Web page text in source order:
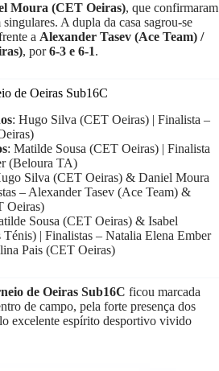
Moura (CET Oeiras), que confirmaram
A dupla da casa sagrou-se
a Alexander Tasev (Ace Team) /
, por6-3 e 6-1.
de Oeiras Sub16C
: Hugo Silva (CET Oeiras) | Finalista –
: Matilde Sousa (CET Oeiras) | Finalista
(Beloura TA)
Silva (CET Oeiras) & Daniel Moura
– Alexander Tasev (Ace Team) &
Oeiras)
Sousa (CET Oeiras) & Isabel
| Finalistas – Natalia Elena Ember
Pais (CET Oeiras)
de Oeiras Sub16C ficou marcada
de campo, pela forte presença dos
excelente espírito desportivo vivido